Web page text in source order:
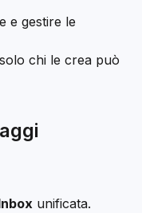
e gestire le
chi le crea può
unificata.